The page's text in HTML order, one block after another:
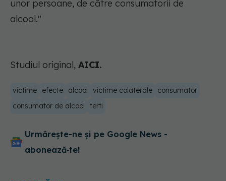
unor persoane, de către consumatorii de
alcool."
Studiul original, AICI.
victime efecte alcool victime colaterale
consumator
consumator de alcool
terti
Urmărește-ne și pe Google News -
abonează‑te!